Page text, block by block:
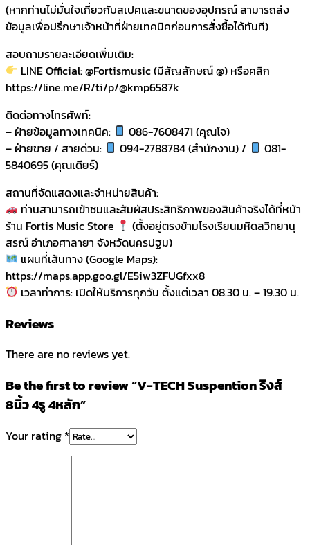
(หากท่านไม่มั่นใจเกี่ยวกับสเปคและขนาดของอุปกรณ์ สามารถส่ง
ข้อมูลเพื่อปรึกษาเจ้าหน้าที่ฝ่ายเทคนิคก่อนการสั่งซื้อได้ทันที)
สอบถามรายละเอียดเพิ่มเติม:
LINE Official: @Fortismusic (มีสัญลักษณ์ @) หรือคลิก
https://line.me/R/ti/p/@kmp6587k
ติดต่อทางโทรศัพท์:
– ฝ่ายข้อมูลทางเทคนิค:
086-7608471 (คุณโจ)
– ฝ่ายขาย / สายด่วน:
094-2788784 (สำนักงาน) /
081-
5840695 (คุณเดียร์)
สถานที่จัดแสดงและจำหน่ายสินค้า:
ท่านสามารถเข้าชมและสัมผัสประสิทธิภาพของสินค้าจริงได้ที่หน้า
ร้าน Fortis Music Store
(ตั้งอยู่ตรงข้ามโรงเรียนมหิดลวิทยานุ
สรณ์ อำเภอศาลายา จังหวัดนครปฐม)
แผนที่เส้นทาง (Google Maps):
https://maps.app.goo.gl/E5iw3ZFUGfxx8
เวลาทำการ: เปิดให้บริการทุกวัน ตั้งแต่เวลา 08.30 น. – 19.30 น.
Reviews
There are no reviews yet.
Be the first to review “V-TECH Suspention ริงส์
8นิ้ว 4รู 4หลัก”
Your rating *